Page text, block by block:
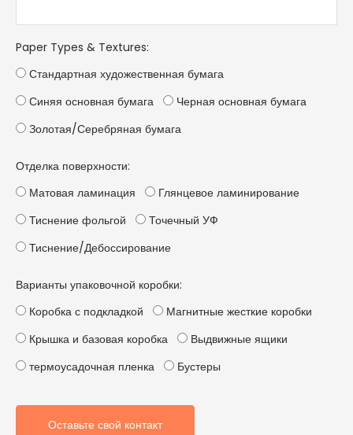
Paper Types & Textures:
Стандартная художественная бумага
Синяя основная бумага
Черная основная бумага
Золотая/Серебряная бумага
Отделка поверхности:
Матовая ламинация
Глянцевое ламинирование
Тиснение фольгой
Точечный УФ
Тиснение/Дебоссирование
Варианты упаковочной коробки:
Коробка с подкладкой
Магнитные жесткие коробки
Крышка и базовая коробка
Выдвижные ящики
термоусадочная пленка
Бустеры
Оставьте свой контакт